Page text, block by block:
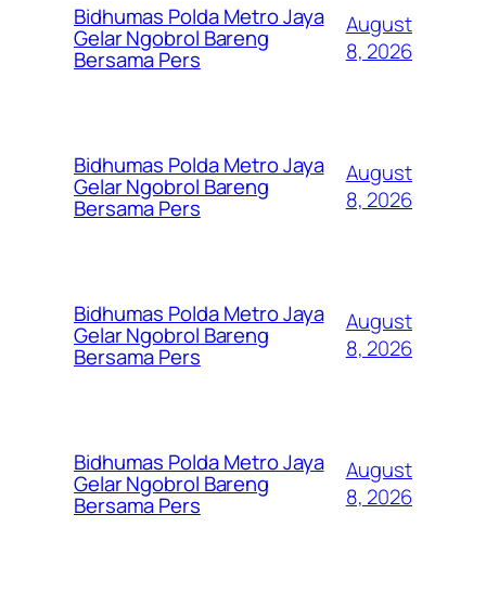
Bidhumas Polda Metro Jaya
Gelar Ngobrol Bareng
Bersama Pers
August
8, 2026
Bidhumas Polda Metro Jaya
Gelar Ngobrol Bareng
Bersama Pers
August
8, 2026
Bidhumas Polda Metro Jaya
Gelar Ngobrol Bareng
Bersama Pers
August
8, 2026
Bidhumas Polda Metro Jaya
Gelar Ngobrol Bareng
Bersama Pers
August
8, 2026